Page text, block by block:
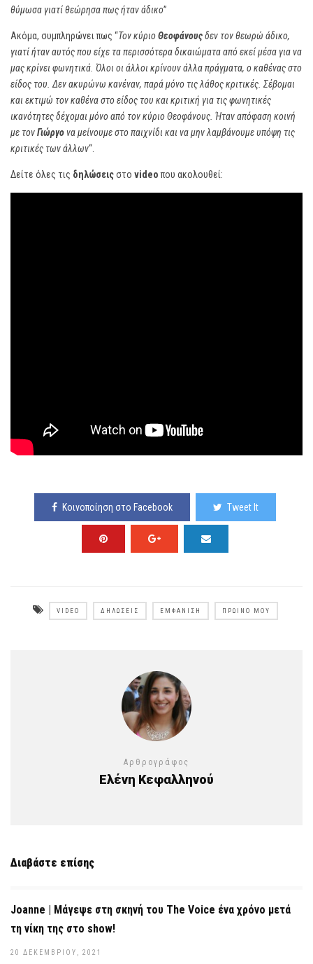
θύμωσα γιατί θεώρησα πως ήταν άδικο”
Ακόμα, συμπληρώνει πως “Τον κύριοΘεοφάνουςδεν τον θεωρώ άδικο,
γιατί ήταν αυτός που είχε τα περισσότερα δικαιώματα από εκεί μέσα για να
μας κρίνει φωνητικά. Όλοι οι άλλοι κρίνουν άλλα πράγματα, ο καθένας στο
είδος του. Δεν ακυρώνω κανέναν, παρά μόνο τις λάθος κριτικές. Σέβομαι
και εκτιμώ τον καθένα στο είδος του και κριτική για τις φωνητικές
ικανότητες δέχομαι μόνο από τον κύριο Θεοφάνους. Ήταν απόφαση κοινή
με τονΓιώργο να μείνουμε στο παιχνίδι και να μην λαμβάνουμε υπόψη τις
κριτικές των άλλων“.
Δείτε όλες τις δηλώσειςστο videoπου ακολουθεί:
Κοινοποίηση στο Facebook Tweet It
VIDEO ΔΗΛΏΣΕΙΣ ΕΜΦΆΝΙΣΗ ΠΡΩΙΝΌ ΜΟΥ
Αρθρογράφος
Ελένη Κεφαλληνού
Διαβάστε επίσης
Joanne | Μάγεψε στη σκηνή του The Voice ένα χρόνο μετά
τη νίκη της στο show!
20 ΔΕΚΕΜΒΡΊΟΥ, 2021